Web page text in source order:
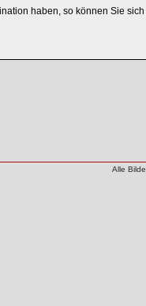
haben, so können Sie sich
Alle